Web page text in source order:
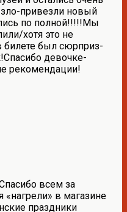
привезли новый
по полной!!!!!Мы
хотя это не
билете был сюрприз-
девочке-
рекомендации!
всем за
в магазине
праздники